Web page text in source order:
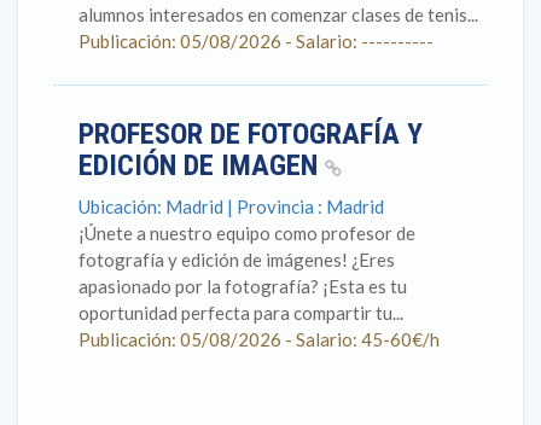
alumnos interesados en comenzar clases de tenis...
Publicación: 05/08/2026 - Salario: ----------
PROFESOR DE FOTOGRAFÍA Y
EDICIÓN DE IMAGEN
Ubicación: Madrid | Provincia : Madrid
¡Únete a nuestro equipo como profesor de
fotografía y edición de imágenes! ¿Eres
apasionado por la fotografía? ¡Esta es tu
oportunidad perfecta para compartir tu...
Publicación: 05/08/2026 - Salario: 45-60€/h